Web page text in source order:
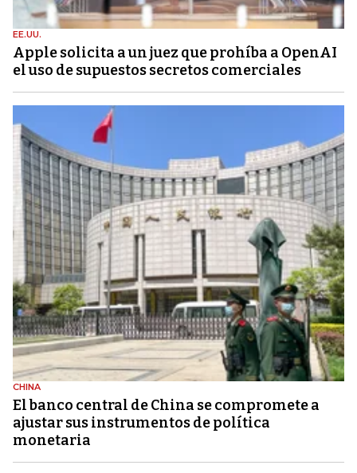
EE.UU.
Apple solicita a un juez que prohíba a OpenAI
el uso de supuestos secretos comerciales
CHINA
El banco central de China se compromete a
ajustar sus instrumentos de política
monetaria